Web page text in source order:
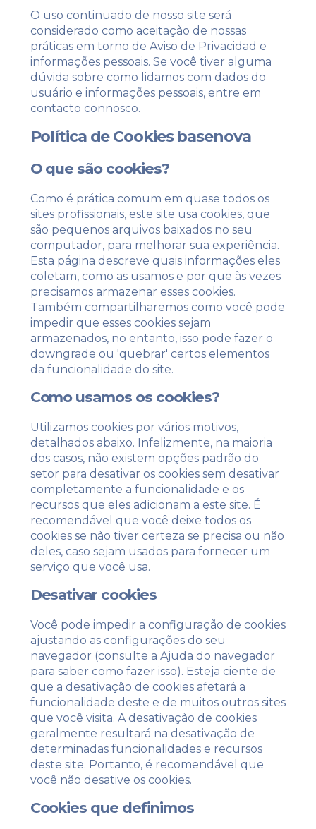
O uso continuado de nosso site será
considerado como aceitação de nossas
práticas em torno de Aviso de Privacidad e
informações pessoais. Se você tiver alguma
dúvida sobre como lidamos com dados do
usuário e informações pessoais, entre em
contacto connosco.
Política de Cookies basenova
O que são cookies?
Como é prática comum em quase todos os
sites profissionais, este site usa cookies, que
são pequenos arquivos baixados no seu
computador, para melhorar sua experiência.
Esta página descreve quais informações eles
coletam, como as usamos e por que às vezes
precisamos armazenar esses cookies.
Também compartilharemos como você pode
impedir que esses cookies sejam
armazenados, no entanto, isso pode fazer o
downgrade ou 'quebrar' certos elementos
da funcionalidade do site.
Como usamos os cookies?
Utilizamos cookies por vários motivos,
detalhados abaixo. Infelizmente, na maioria
dos casos, não existem opções padrão do
setor para desativar os cookies sem desativar
completamente a funcionalidade e os
recursos que eles adicionam a este site. É
recomendável que você deixe todos os
cookies se não tiver certeza se precisa ou não
deles, caso sejam usados ​​para fornecer um
serviço que você usa.
Desativar cookies
Você pode impedir a configuração de cookies
ajustando as configurações do seu
navegador (consulte a Ajuda do navegador
para saber como fazer isso). Esteja ciente de
que a desativação de cookies afetará a
funcionalidade deste e de muitos outros sites
que você visita. A desativação de cookies
geralmente resultará na desativação de
determinadas funcionalidades e recursos
deste site. Portanto, é recomendável que
você não desative os cookies.
Cookies que definimos